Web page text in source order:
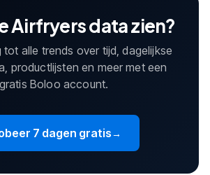
Airfryers data zien?
tot alle trends over tijd, dagelijkse
productlijsten en meer met een
gratis Boloo account.
7 dagen gratis→